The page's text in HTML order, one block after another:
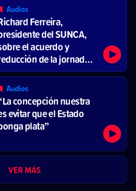
Audios
Ferreira,
del SUNCA,
el acuerdo y
de la jornada
Audios
concepción nuestra
evitar que el Estado
plata”
VER MÁS